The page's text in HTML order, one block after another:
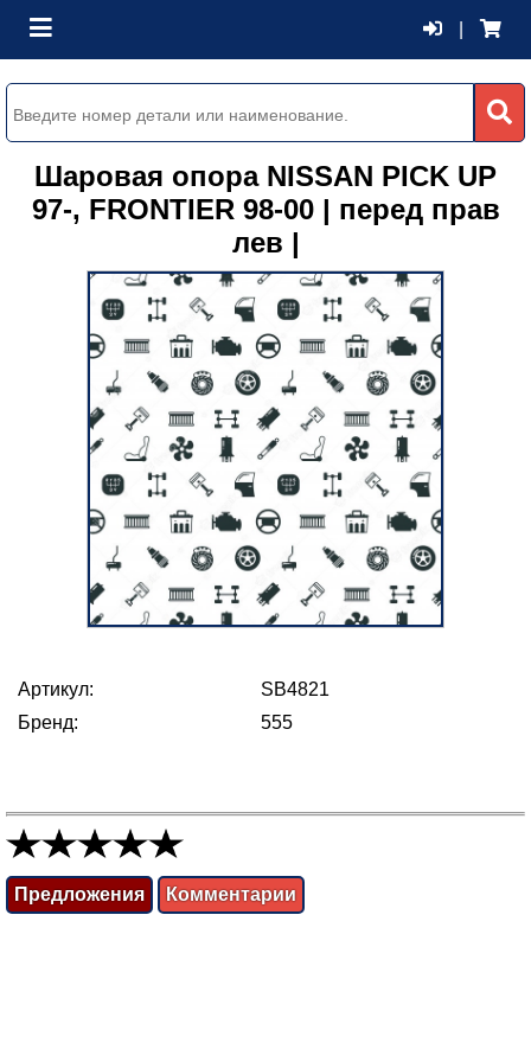
Шаровая опора NISSAN PICK UP
97-, FRONTIER 98-00 | перед прав
лев |
Артикул:
SB4821
Бренд:
555
Предложения Комментарии